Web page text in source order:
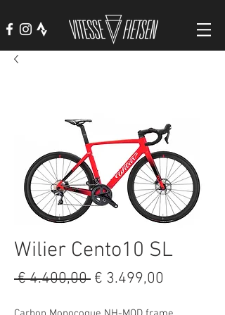
Wilier Cento10 SL
€ 4.400,00 Normale
€ 3.499,00